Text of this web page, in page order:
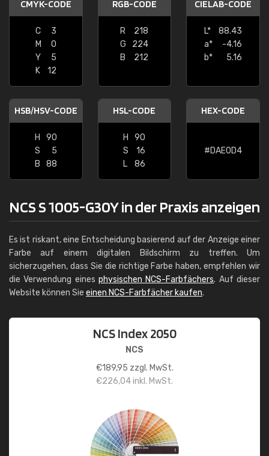
CMYK-CODE
C
3
M
0
Y
5
K
12
RGB-CODE
R
218
G
224
B
212
CIELAB-CODE
L*
88.43
a*
-4.16
b*
5.16
HSB/HSV-CODE
H
90
S
5
B
88
HSL-CODE
H
90
S
16
L
86
HEX-CODE
#DAE0D4
NCS S 1005-G30Y in der Praxis anzeigen
Es ist riskant, eine Entscheidung basierend auf der Anzeige einer
Farbe auf einem digitalen Bildschirm zu treffen. Um
sicherzugehen, dass Sie die richtige Farbe haben, empfehlen wir
die Verwendung eines physischen NCS-Farbfächers. Auf dieser
Website können Sie einen NCS-Farbfächer kaufen.
NCS Index 2050
NCS
€189,95 zzgl. MwSt.
€226,04inkl. MwSt.